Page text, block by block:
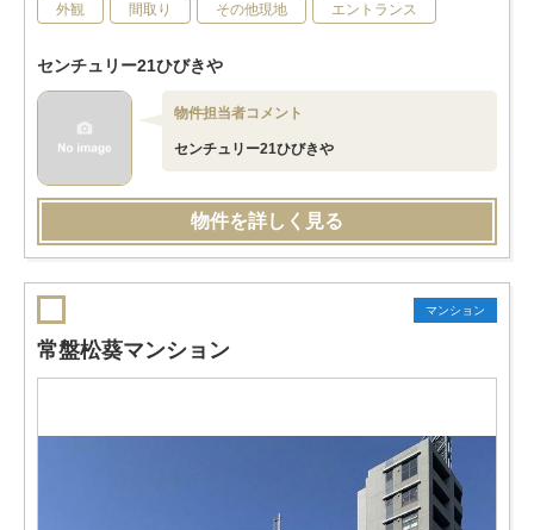
外観 間取り その他現地 エントランス
センチュリー21ひびきや
物件担当者コメント
センチュリー21ひびきや
物件を詳しく見る
マンション
常盤松葵マンション